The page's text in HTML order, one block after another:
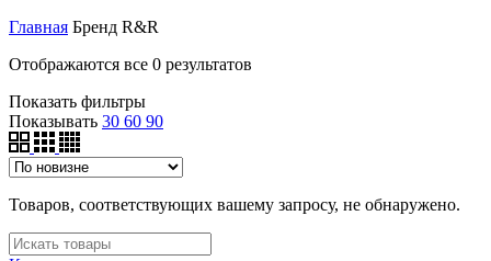
Главная Бренд R&R
Отображаются все 0 результатов
Показать фильтры
Показывать 30 60 90
Товаров, соответствующих вашему запросу, не обнаружено.